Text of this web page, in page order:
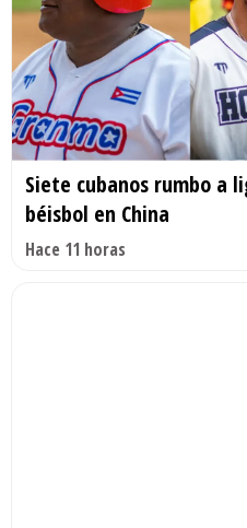
Siete cubanos rumbo a
béisbol en China
Hace 11 horas